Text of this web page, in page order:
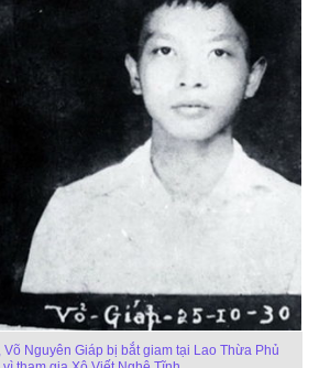
Võ Nguyên Giáp bị bắt giam tại Lao Thừa Phủ